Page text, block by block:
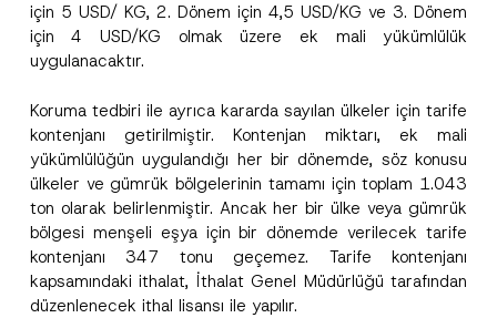
için 5 USD/ KG, 2. Dönem için 4,5 USD/KG ve 3. Dönem
için 4 USD/KG olmak üzere ek mali yükümlülük
uygulanacaktır.
Koruma tedbiri ile ayrıca kararda sayılan ülkeler için tarife
kontenjanı getirilmiştir. Kontenjan miktarı, ek mali
yükümlülüğün uygulandığı her bir dönemde, söz konusu
ülkeler ve gümrük bölgelerinin tamamı için toplam 1.043
ton olarak belirlenmiştir. Ancak her bir ülke veya gümrük
bölgesi menşeli eşya için bir dönemde verilecek tarife
kontenjanı 347 tonu geçemez. Tarife kontenjanı
kapsamındaki ithalat, İthalat Genel Müdürlüğü tarafından
düzenlenecek ithal lisansı ile yapılır.